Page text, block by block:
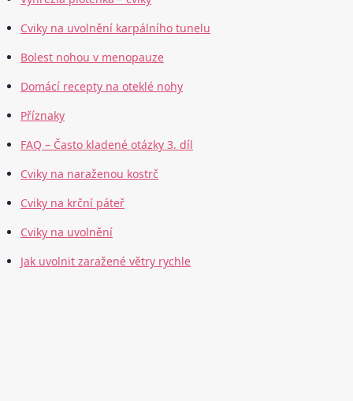
Cviky na uvolnění karpálního tunelu
Bolest nohou v menopauze
Domácí recepty na oteklé nohy
Příznaky
FAQ – Často kladené otázky 3. díl
Cviky na naraženou kostrč
Cviky na krční páteř
Cviky na uvolnění
Jak uvolnit zaražené větry rychle